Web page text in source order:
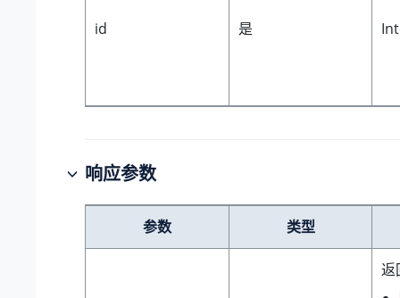
id 是
响应参数
参数 类型
返